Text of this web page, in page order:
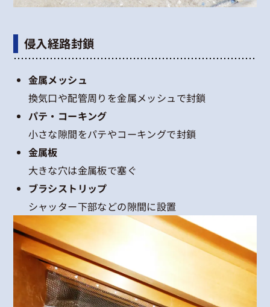
侵入経路封鎖
金属メッシュ
換気口や配管周りを金属メッシュで封鎖
パテ・コーキング
小さな隙間をパテやコーキングで封鎖
金属板
大きな穴は金属板で塞ぐ
ブラシストリップ
シャッター下部などの隙間に設置